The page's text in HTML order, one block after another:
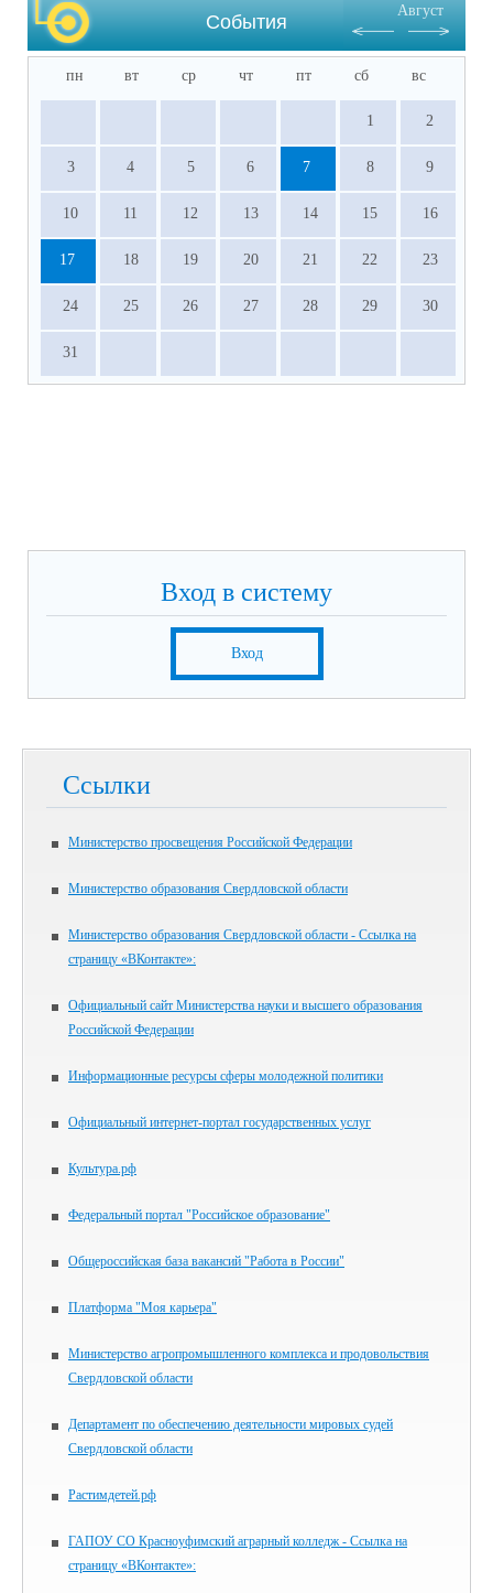
События
Август
пн вт ср чт пт сб вс
1 2
3 4 5 6 7 8 9
10 11 12 13 14 15 16
17 18 19 20 21 22 23
24 25 26 27 28 29 30
31
Вход в систему
Вход
Ссылки
Министерство просвещения Российской Федерации
Министерство образования Свердловской области
Министерство образования Свердловской области - Ссылка на
страницу «ВКонтакте»:
Официальный сайт Министерства науки и высшего образования
Российской Федерации
Информационные ресурсы сферы молодежной политики
Официальный интернет-портал государственных услуг
Культура.рф
Федеральный портал "Российское образование"
Общероссийская база вакансий "Работа в России"
Платформа "Моя карьера"
Министерство агропромышленного комплекса и продовольствия
Свердловской области
Департамент по обеспечению деятельности мировых судей
Свердловской области
Растимдетей.рф
ГАПОУ СО Красноуфимский аграрный колледж - Ссылка на
страницу «ВКонтакте»: